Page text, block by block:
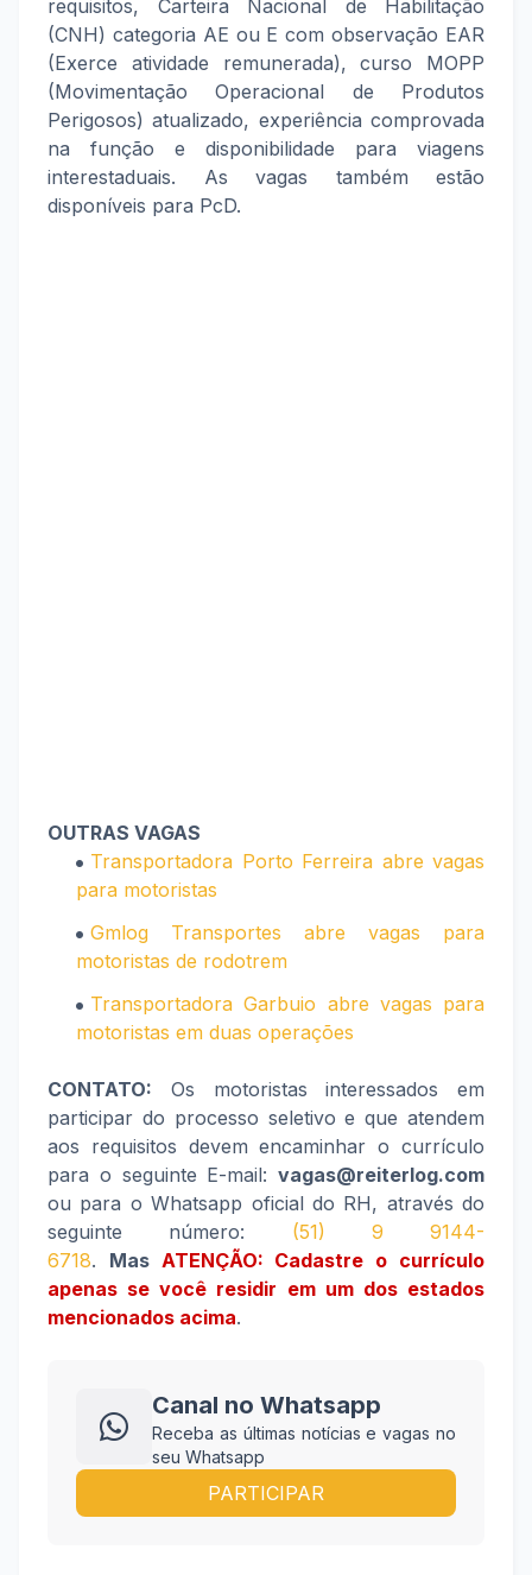
requisitos, Carteira Nacional de Habilitação
(CNH) categoria AE ou E com observação EAR
(Exerce atividade remunerada), curso MOPP
(Movimentação Operacional de Produtos
Perigosos) atualizado, experiência comprovada
na função e disponibilidade para viagens
interestaduais. As vagas também estão
disponíveis para PcD.
OUTRAS VAGAS
Transportadora Porto Ferreira abre vagas
para motoristas
Gmlog Transportes abre vagas para
motoristas de rodotrem
Transportadora Garbuio abre vagas para
motoristas em duas operações
CONTATO: Os motoristas interessados em
participar do processo seletivo e que atendem
aos requisitos devem encaminhar o currículo
para o seguinte E-mail: vagas@reiterlog.com
ou para o Whatsapp oficial do RH, através do
seguinte número: (51) 9 9144-
6718. Mas ATENÇÃO: Cadastre o currículo
apenas se você residir em um dos estados
mencionados acima.
Canal no Whatsapp
Receba as últimas notícias e vagas no
seu Whatsapp
PARTICIPAR